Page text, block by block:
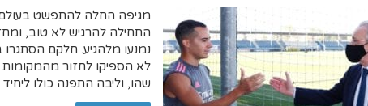
מגיפה החלה להתפשט
התחילה להרגיש לא טוב,
נמנעו מלהגיע. חלקם
לא הספיקו לחזור
שהו, וליבה התפנה כולו